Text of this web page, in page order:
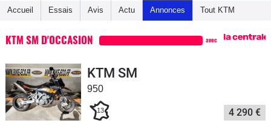
Equipement
Avis
Accueil Essais Avis Actu Annonces Tout KTM
KTM SM D'OCCASION avec
KTM SM
950
13 4 290 €